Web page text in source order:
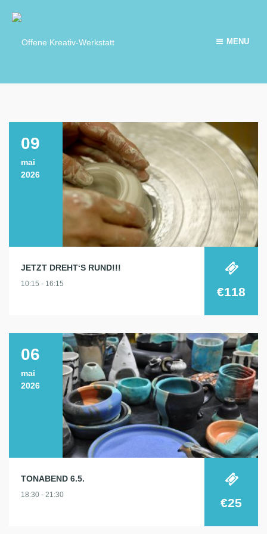
MENU
09
mai
2026
JETZT DREHT‘S RUND!!!
10:15 - 16:15
€118
06
mai
2026
TONABEND 6.5.
18:30 - 21:30
€25